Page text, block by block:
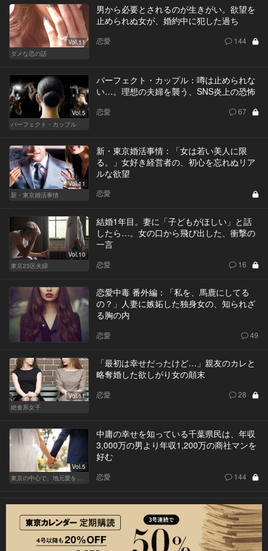
Vol.11
ダメな恋の話
男から必要とされるのが生きがい。欲望を
止められぬ女が、婚約中に犯した過ち
恋愛 144
Vol.5
パーフェクト・カップル
パーフェクト・カップル：噂は止められな
い…。理想の夫婦を襲う、SNS炎上の恐怖
恋愛 67
Vol.11
新・東京婚活事情
新・東京婚活事情：「女は若い美人に限
る。」女好き経営者の、初心を忘れぬリア
ルな欲望
恋愛
Vol.10
東京23区夫婦
結婚1年目。妻に「子どもがほしい」と話
したら…。女の口から飛び出した、衝撃の
一言
恋愛 16
恋愛中毒 番外編：「私を、馬鹿にしてる
の？」人妻に嫉妬した独身女の、知られざ
る胸の内
恋愛 49
Vol.11
絶食系女子
「最初は幸せだったけど…」親友のカレと
略奪婚した欲しがり女の顛末
恋愛 28
Vol.5
東京の中心で、地元愛をさけぶ
中庸の幸せを知っている千葉県民は、年収
3,000万の男より年収1,200万の商社マンを
好む
恋愛 144